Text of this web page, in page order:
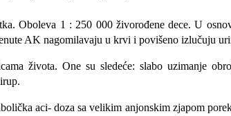
Oboleva 1 : 250 000 živorođene dece. U
AK nagomilavaju u krvi i povišeno izlučuju
života. One su sledeće: slabo uzimanje
aci- doza sa velikim anjonskim zjapom